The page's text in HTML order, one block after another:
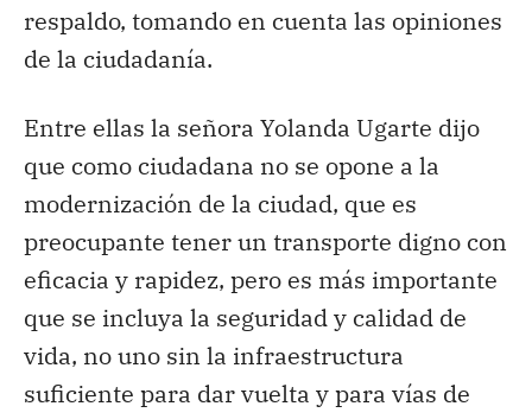
respaldo, tomando en cuenta las opiniones
de la ciudadanía.
Entre ellas la señora Yolanda Ugarte dijo
que como ciudadana no se opone a la
modernización de la ciudad, que es
preocupante tener un transporte digno con
eficacia y rapidez, pero es más importante
que se incluya la seguridad y calidad de
vida, no uno sin la infraestructura
suficiente para dar vuelta y para vías de